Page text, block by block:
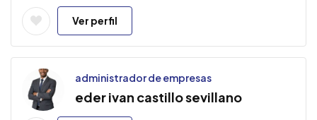
Ver perfil
administrador de empresas
eder ivan castillo sevillano